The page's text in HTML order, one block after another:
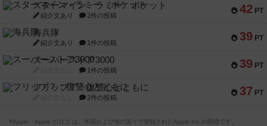
42 PT
スターマイン・ラミー ポケット
紹介文あり 2件の投稿
39 PT
海兵隊
紹介文あり 1件の投稿
39 PT
スーパーストア3000
1件の投稿
37 PT
フリップ７：復讐心とともに
2件の投稿
※Apple、Apple のロゴ は、米国および他の国々で登録されたApple Inc.の商標です。